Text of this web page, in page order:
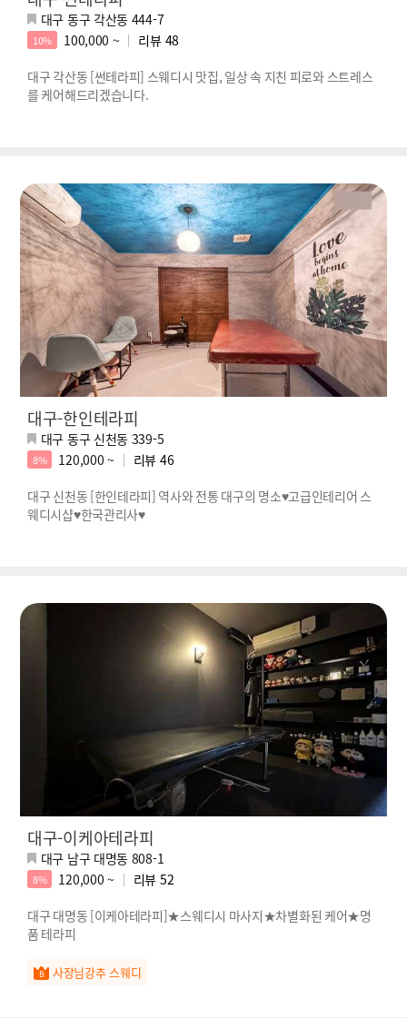
대구 동구 각산동 444-7
10% 100,000 ~ 리뷰 48
대구 각산동 [썬테라피] 스웨디시 맛집, 일상 속 지친 피로와 스트레스
를 케어해드리겠습니다.
대구-한인테라피
대구 동구 신천동 339-5
8% 120,000 ~ 리뷰 46
대구 신천동 [한인테라피] 역사와 전통 대구의 명소♥고급인테리어 스
웨디시샵♥한국관리사♥
대구-이케아테라피
대구 남구 대명동 808-1
8% 120,000 ~ 리뷰 52
대구 대명동 [이케아테라피]★스웨디시 마사지★차별화된 케어★명
품 테라피
사장님강추 스웨디